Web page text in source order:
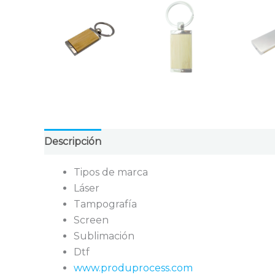
Descripción
Tipos de marca
Láser
Tampografía
Screen
Sublimación
Dtf
www.produprocess.com